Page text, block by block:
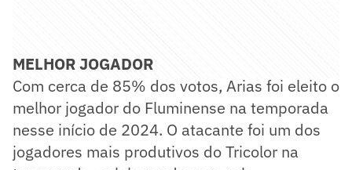
MELHOR JOGADOR
Com cerca de 85% dos votos, Arias foi eleito o
melhor jogador do Fluminense na temporada
nesse início de 2024. O atacante foi um dos
jogadores mais produtivos do Tricolor na